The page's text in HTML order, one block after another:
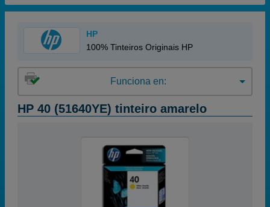
HP
100% Tinteiros Originais HP
Funciona en:
HP 40 (51640YE) tinteiro amarelo